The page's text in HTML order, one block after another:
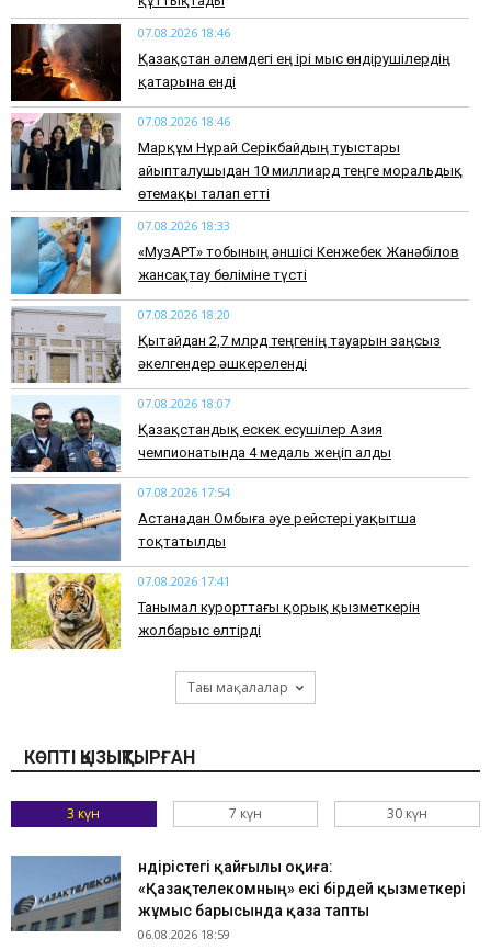
07.08.2026 18:46
Қазақстан әлемдегі ең ірі мыс өндірушілердің
қатарына енді
07.08.2026 18:46
Марқұм Нұрай Серікбайдың туыстары
айыпталушыдан 10 миллиард теңге моральдық
өтемақы талап етті
07.08.2026 18:33
«МузАРТ» тобының әншісі Кенжебек Жанәбілов
жансақтау бөліміне түсті
07.08.2026 18:20
Қытайдан 2,7 млрд теңгенің тауарын заңсыз
әкелгендер әшкереленді
07.08.2026 18:07
Қазақстандық ескек есушілер Азия
чемпионатында 4 медаль жеңіп алды
07.08.2026 17:54
Астанадан Омбыға әуе рейстері уақытша
тоқтатылды
07.08.2026 17:41
​Танымал курорттағы қорық қызметкерін
жолбарыс өлтірді
Тағы мақалалар
КӨПТІ ҚЫЗЫҚТЫРҒАН
3 күн 7 күн 30 күн
Өндірістегі қайғылы оқиға:
«Қазақтелекомның» екі бірдей қызметкері
жұмыс барысында қаза тапты
06.08.2026 18:59